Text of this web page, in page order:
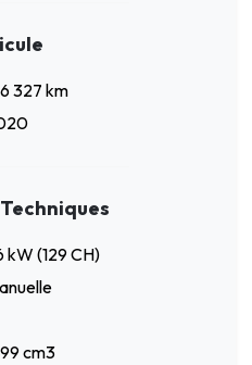
327 km
kW (129 CH)
cm3